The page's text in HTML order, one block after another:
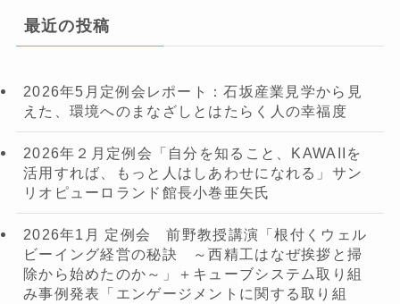
最近の投稿
2026年5月定例会レポート：石坂産業見学から見
えた、環境へのまなざしとはたらく人の幸福度
2026年２月定例会「自分を知ること、KAWAIIを
活用すれば、もっと人はしあわせになれる」サン
リオピューロランド館長小巻亜矢氏
2026年1月 定例会 前野教授講演「根付くウェル
ビーイング経営の秘訣 ～西精工はなぜ挨拶と掃
除から始めたのか～」＋キューブシステム取り組
み事例発表「エンゲージメントに関する取り組